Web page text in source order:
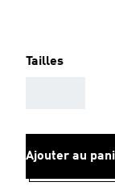
Tailles
Ajouter au